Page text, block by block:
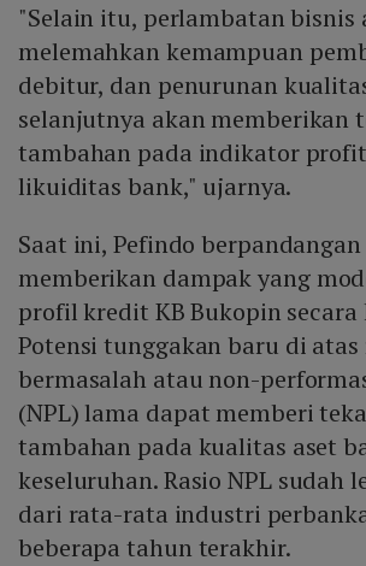
"Selain itu, perlambatan bisnis
melemahkan kemampuan
debitur, dan penurunan
selanjutnya akan memberikan
tambahan pada indikator
likuiditas bank," ujarnya.
Saat ini, Pefindo
memberikan dampak yang
profil kredit KB Bukopin secara
Potensi tunggakan baru di
bermasalah atau non-
(NPL) lama dapat memberi
tambahan pada kualitas aset
keseluruhan. Rasio NPL sudah
dari rata-rata industri
beberapa tahun terakhir.